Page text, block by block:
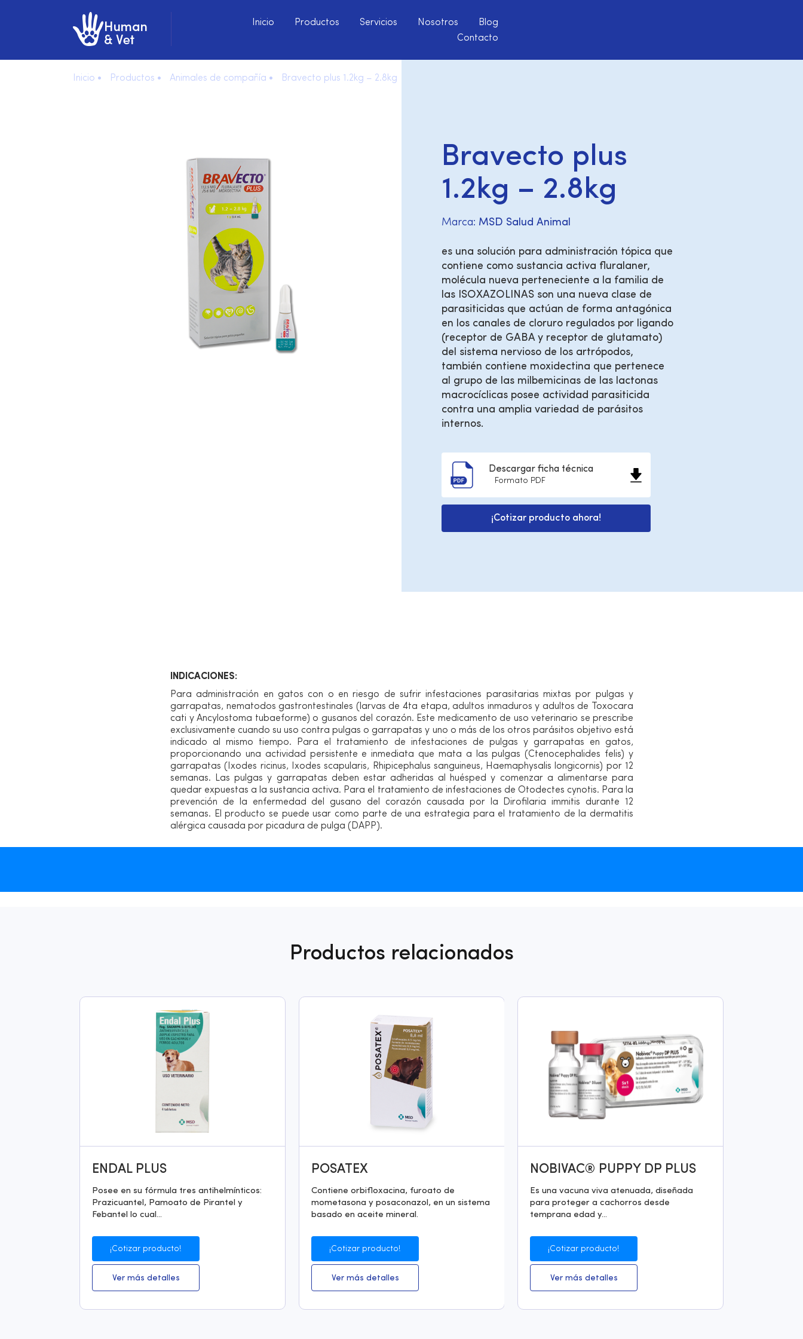
Inicio Productos Servicios Nosotros
Blog
Contacto
Inicio • Productos • Animales de compañía • Bravecto plus 1.2kg – 2.8kg
Bravecto plus
1.2kg – 2.8kg
Marca: MSD Salud Animal
es una solución para administración tópica que
contiene como sustancia activa fluralaner,
molécula nueva perteneciente a la familia de
las ISOXAZOLINAS son una nueva clase de
parasiticidas que actúan de forma antagónica
en los canales de cloruro regulados por ligando
(receptor de GABA y receptor de glutamato)
del sistema nervioso de los artrópodos,
también contiene moxidectina que pertenece
al grupo de las milbemicinas de las lactonas
macrocíclicas posee actividad parasiticida
contra una amplia variedad de parásitos
internos.
Descargar ficha técnica
Formato PDF
¡Cotizar producto ahora!
INDICACIONES:
Para administración en gatos con o en riesgo de sufrir infestaciones parasitarias mixtas por pulgas y
garrapatas, nematodos gastrontestinales (larvas de 4ta etapa, adultos inmaduros y adultos de Toxocara
cati y Ancylostoma tubaeforme) o gusanos del corazón. Este medicamento de uso veterinario se prescribe
exclusivamente cuando su uso contra pulgas o garrapatas y uno o más de los otros parásitos objetivo está
indicado al mismo tiempo. Para el tratamiento de infestaciones de pulgas y garrapatas en gatos,
proporcionando una actividad persistente e inmediata que mata a las pulgas (Ctenocephalides felis) y
garrapatas (Ixodes ricinus, Ixodes scapularis, Rhipicephalus sanguineus, Haemaphysalis longicornis) por 12
semanas. Las pulgas y garrapatas deben estar adheridas al huésped y comenzar a alimentarse para
quedar expuestas a la sustancia activa. Para el tratamiento de infestaciones de Otodectes cynotis. Para la
prevención de la enfermedad del gusano del corazón causada por la Dirofilaria immitis durante 12
semanas. El producto se puede usar como parte de una estrategia para el tratamiento de la dermatitis
alérgica causada por picadura de pulga (DAPP).
Productos relacionados
ENDAL PLUS
Posee en su fórmula tres antihelmínticos:
Prazicuantel, Pamoato de Pirantel y
Febantel lo cual...
¡Cotizar producto!
Ver más detalles
POSATEX
Contiene orbifloxacina, furoato de
mometasona y posaconazol, en un sistema
basado en aceite mineral.
¡Cotizar producto!
Ver más detalles
NOBIVAC® PUPPY DP PLUS
Es una vacuna viva atenuada, diseñada
para proteger a cachorros desde
temprana edad y...
¡Cotizar producto!
Ver más detalles